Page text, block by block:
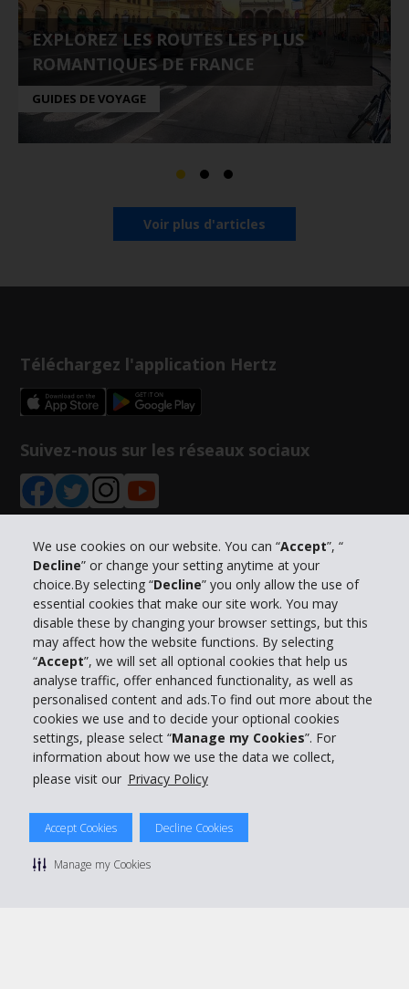
We use cookies on our website. You can “Accept”, “
Decline” or change your setting anytime at your
choice.By selecting “Decline” you only allow the use of
essential cookies that make our site work. You may
disable these by changing your browser settings, but this
may affect how the website functions. By selecting
“Accept”, we will set all optional cookies that help us
analyse traffic, offer enhanced functionality, as well as
personalised content and ads.To find out more about the
cookies we use and to decide your optional cookies
settings, please select “Manage my Cookies”. For
information about how we use the data we collect,
please visit our Privacy Policy
Accept Cookies Decline Cookies
Manage my Cookies
EXPLOREZ LES ROUTES LES PLUS
ROMANTIQUES DE FRANCE
GUIDES DE VOYAGE
Voir plus d'articles
Téléchargez l'application Hertz
Suivez-nous sur les réseaux sociaux
Informations sur l'entreprise
Entreprise
Support client
Réserver avec Hertz
Politique de confidentialité
Conditions de location
Gérer mes cookies